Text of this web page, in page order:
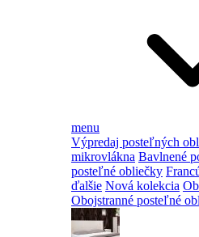
menu
Výpredaj posteľných
mikrovlákna Bavlnené
posteľné obliečky
ďalšie Nová kolekcia
Obojstranné posteľné